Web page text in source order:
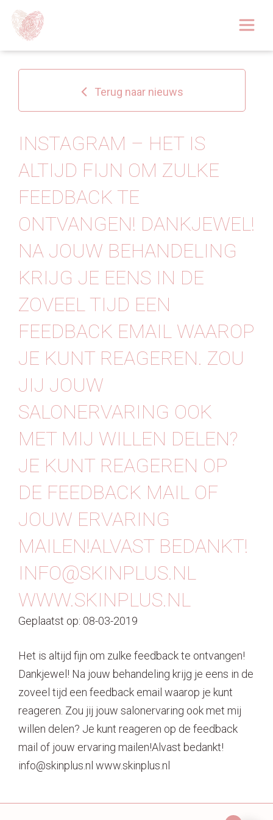
Over
Huidoplossingen
Behandelingen
Tarieven 2026
Blog
Webshop
Contact
Terug naar nieuws
INSTAGRAM – HET IS
ALTIJD FIJN OM ZULKE
FEEDBACK TE
ONTVANGEN! DANKJEWEL!
NA JOUW BEHANDELING
KRIJG JE EENS IN DE
ZOVEEL TIJD EEN
FEEDBACK EMAIL WAAROP
JE KUNT REAGEREN. ZOU
JIJ JOUW
SALONERVARING OOK
MET MIJ WILLEN DELEN?
JE KUNT REAGEREN OP
DE FEEDBACK MAIL OF
JOUW ERVARING
MAILEN!ALVAST BEDANKT!
INFO@SKINPLUS.NL
WWW.SKINPLUS.NL
Geplaatst op: 08-03-2019
Het is altijd fijn om zulke feedback te ontvangen!
Dankjewel! Na jouw behandeling krijg je eens in de
zoveel tijd een feedback email waarop je kunt
reageren. Zou jij jouw salonervaring ook met mij
willen delen? Je kunt reageren op de feedback
mail of jouw ervaring mailen!Alvast bedankt!
info@skinplus.nl www.skinplus.nl